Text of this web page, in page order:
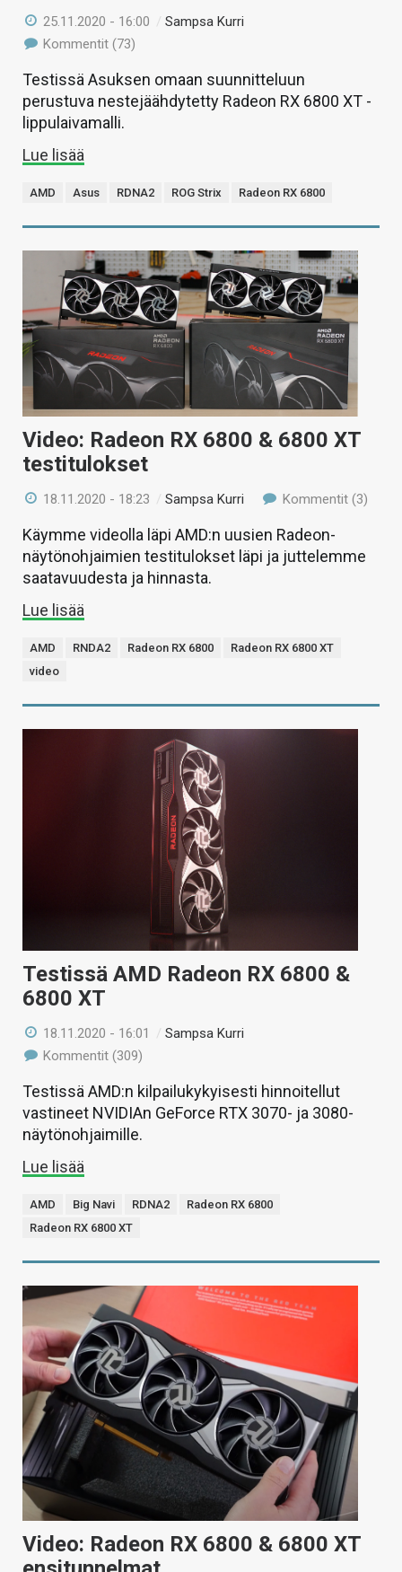
25.11.2020 - 16:00 /Sampsa Kurri
Kommentit (73)
Testissä Asuksen omaan suunnitteluun
perustuva nestejäähdytetty Radeon RX 6800 XT -
lippulaivamalli.
Lue lisää
AMD Asus RDNA2 ROG Strix Radeon RX 6800
Video: Radeon RX 6800 & 6800 XT
testitulokset
18.11.2020 - 18:23 /Sampsa Kurri Kommentit (3)
Käymme videolla läpi AMD:n uusien Radeon-
näytönohjaimien testitulokset läpi ja juttelemme
saatavuudesta ja hinnasta.
Lue lisää
AMD RNDA2 Radeon RX 6800
Radeon RX 6800 XT
video
Testissä AMD Radeon RX 6800 &
6800 XT
18.11.2020 - 16:01 /Sampsa Kurri
Kommentit (309)
Testissä AMD:n kilpailukykyisesti hinnoitellut
vastineet NVIDIAn GeForce RTX 3070- ja 3080-
näytönohjaimille.
Lue lisää
AMD Big Navi RDNA2
Radeon RX 6800
Radeon RX 6800 XT
Video: Radeon RX 6800 & 6800 XT